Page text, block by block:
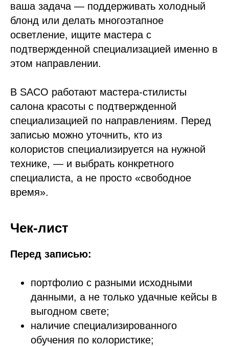
ваша задача — поддерживать холодный
блонд или делать многоэтапное
осветление, ищите мастера с
подтвержденной специализацией именно в
этом направлении.
В SACO работают мастера-стилисты
салона красоты с подтвержденной
специализацией по направлениям. Перед
записью можно уточнить, кто из
колористов специализируется на нужной
технике, — и выбрать конкретного
специалиста, а не просто «свободное
время».
Чек-лист
Перед записью:
портфолио с разными исходными
данными, а не только удачные кейсы в
выгодном свете;
наличие специализированного
обучения по колористике;